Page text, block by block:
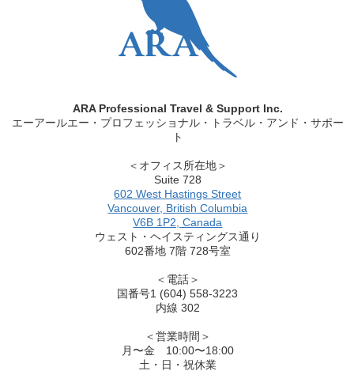
ARA Professional Travel & Support Inc.
エーアールエー・プロフェッショナル・トラベル・アンド・サポー
ト
＜オフィス所在地＞
Suite 728
602 West Hastings Street
Vancouver, British Columbia
V6B 1P2, Canada
ウェスト・ヘイスティングス通り
602番地 7階 728号室
＜電話＞
国番号1 (604) 558-3223
内線 302
＜営業時間＞
月〜金 10:00〜18:00
土・日・祝休業